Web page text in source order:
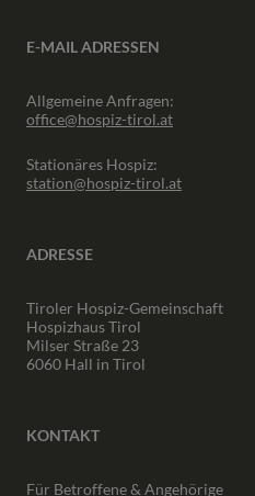
E-MAIL ADRESSEN
Allgemeine Anfragen:
office@hospiz-tirol.at
Stationäres Hospiz:
station@hospiz-tirol.at
ADRESSE
Tiroler Hospiz-Gemeinschaft
Hospizhaus Tirol
Milser Straße 23
6060 Hall in Tirol
KONTAKT
Für Betroffene & Angehörige